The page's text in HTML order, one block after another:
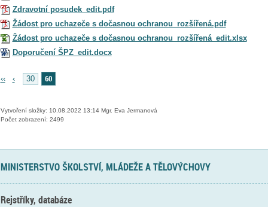
Zdravotní posudek_edit.pdf
Žádost pro uchazeče s dočasnou ochranou_rozšířená.pdf
Žádost pro uchazeče s dočasnou ochranou_rozšířená_edit.xlsx
Doporučení ŠPZ_edit.docx
‹‹ ‹ 30 60
Vytvoření složky: 10.08.2022 13:14 Mgr. Eva Jermanová
Počet zobrazení: 2499
MINISTERSTVO ŠKOLSTVÍ, MLÁDEŽE A TĚLOVÝCHOVY
Rejstříky, databáze